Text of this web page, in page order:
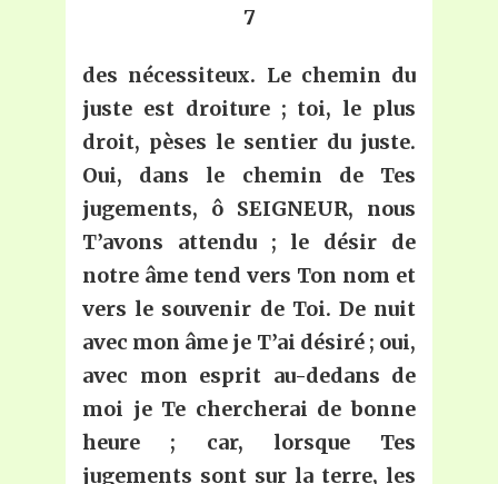
7
des nécessiteux. Le chemin du
juste est droiture ; toi, le plus
droit, pèses le sentier du juste.
Oui, dans le chemin de Tes
jugements, ô SEIGNEUR, nous
T’avons attendu ; le désir de
notre âme tend vers Ton nom et
vers le souvenir de Toi. De nuit
avec mon âme je T’ai désiré ; oui,
avec mon esprit au-dedans de
moi je Te chercherai de bonne
heure ; car, lorsque Tes
jugements sont sur la terre, les